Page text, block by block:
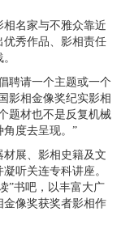
名家与不雅众靠近
优秀作品、影相责任
聘请一个主题或一个
影相金像奖纪实影相
题材也不是反复机械
度去呈现。”
展、影相史籍及文
听关连专科讲座。
”书吧，以丰富大广
像奖获奖者影相作